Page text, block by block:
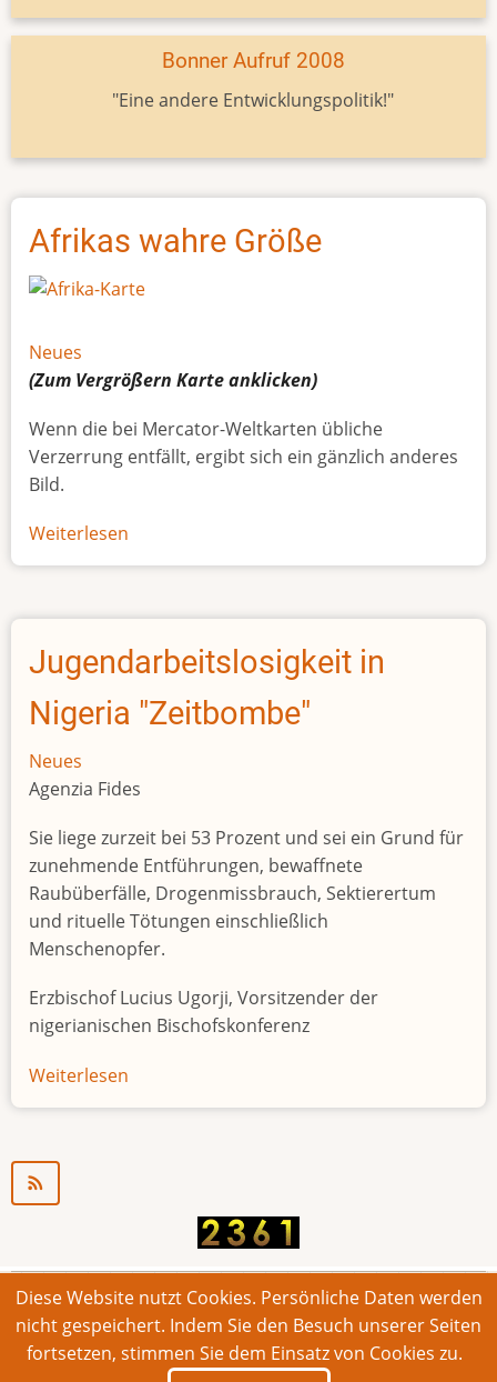
Bonner Aufruf 2008
"Eine andere Entwicklungspolitik!"
Afrikas wahre Größe
Neues
(Zum Vergrößern Karteanklicken)
Wenn die bei Mercator-Weltkarten übliche
Verzerrung entfällt, ergibt sich ein gänzlich anderes
Bild.
Weiterlesen
Afrikas
Größe
Jugendarbeitslosigkeit in
Nigeria "Zeitbombe"
Neues
Agenzia Fides
Sie liege zurzeit bei 53 Prozent und sei ein Grund für
zunehmende Entführungen, bewaffnete
Raubüberfälle, Drogenmissbrauch, Sektierertum
und rituelle Tötungen einschließlich
Menschenopfer.
Erzbischof Lucius Ugorji, Vorsitzender der
nigerianischen Bischofskonferenz
Weiterlesen
Jugendarbeitslosigkeit
© 2026 Bonner Aufruf. Alle Rechte vorbehalten.
Footer
Impressum Kontakt Intern
Diese Website nutzt Cookies. Persönliche Daten werden
nicht gespeichert. Indem Sie den Besuch unserer Seiten
fortsetzen, stimmen Sie dem Einsatz von Cookies zu.